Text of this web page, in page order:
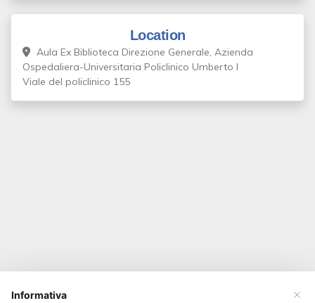
Location
Aula Ex Biblioteca Direzione Generale, Azienda
Ospedaliera-Universitaria Policlinico Umberto I
Viale del policlinico 155
×
Informativa